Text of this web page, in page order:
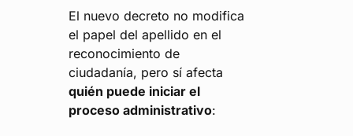
El nuevo decreto no modifica
el papel del apellido en el
reconocimiento de
ciudadanía, pero sí afecta
quién puede iniciar el
proceso administrativo: